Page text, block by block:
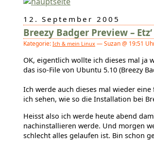
12. September 2005
Breezy Badger Preview –
Kategorie: Ich & mein Linux — Suzan @ 19:51
OK, eigentlich wollte ich dieses mal ja
das iso-File von Ubuntu 5.10 (Breezy
Ich werde auch dieses mal wieder
ich sehen, wie so die Installation bei
Heisst also ich werde heute abend
nachinstallieren werde. Und morgen
schlecht alles gelaufen ist. Bin schon